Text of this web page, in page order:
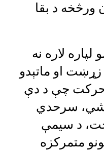
د بقا
لپاره لاره نه
زړښت او ماتېدو
حرکت چې د دې
سرحدي
د سیمې
متمرکزه